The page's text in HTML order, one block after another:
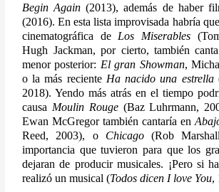
Begin Again (2013), además de haber
(2016). En esta lista improvisada habría
cinematográfica de Los Miserables
Hugh Jackman, por cierto, también
menor posterior: El gran Showman,
o la más reciente Ha nacido una estrella
2018). Yendo más atrás en el tiempo
causa Moulin Rouge (Baz Luhrmann,
Ewan McGregor también cantaría en
Reed, 2003), o Chicago (Rob
importancia que tuvieron para que los
dejaran de producir musicales. ¡Pero si
realizó un musical (Todos dicen I love You,